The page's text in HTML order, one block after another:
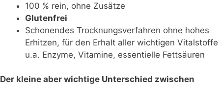
100 % rein, ohne Zusätze
Glutenfrei
Schonendes Trocknungsverfahren ohne hohes
Erhitzen, für den Erhalt aller wichtigen Vitalstoffe
u.a. Enzyme, Vitamine, essentielle Fettsäuren
Der kleine aber wichtige Unterschied zwischen